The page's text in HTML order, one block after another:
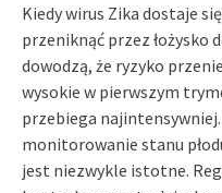
Kiedy wirus Zika dostaje
przeniknąć przez łożysko
dowodzą, że ryzyko
wysokie w pierwszym
przebiega
monitorowanie stanu
jest niezwykle istotne.